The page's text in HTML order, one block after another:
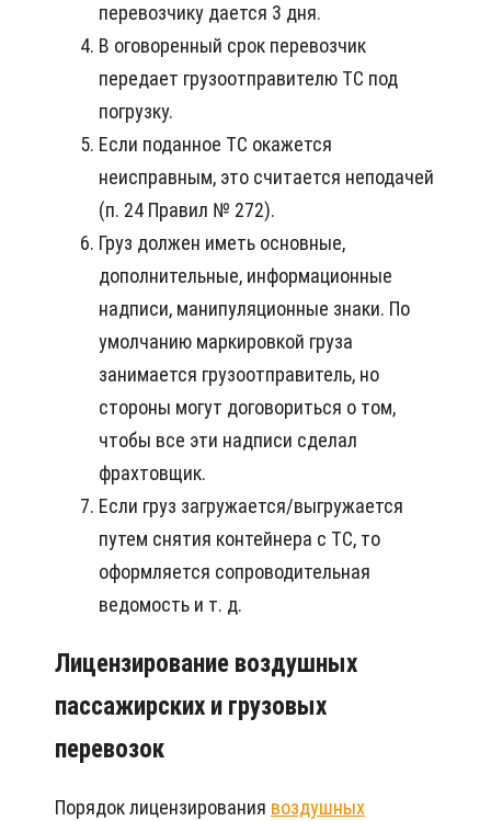
перевозчику дается 3 дня.
В оговоренный срок перевозчик
передает грузоотправителю ТС под
погрузку.
Если поданное ТС окажется
неисправным, это считается неподачей
(п. 24 Правил № 272).
Груз должен иметь основные,
дополнительные, информационные
надписи, манипуляционные знаки. По
умолчанию маркировкой груза
занимается грузоотправитель, но
стороны могут договориться о том,
чтобы все эти надписи сделал
фрахтовщик.
Если груз загружается/выгружается
путем снятия контейнера с ТС, то
оформляется сопроводительная
ведомость и т. д.
Лицензирование воздушных
пассажирских и грузовых
перевозок
Порядок лицензирования воздушных